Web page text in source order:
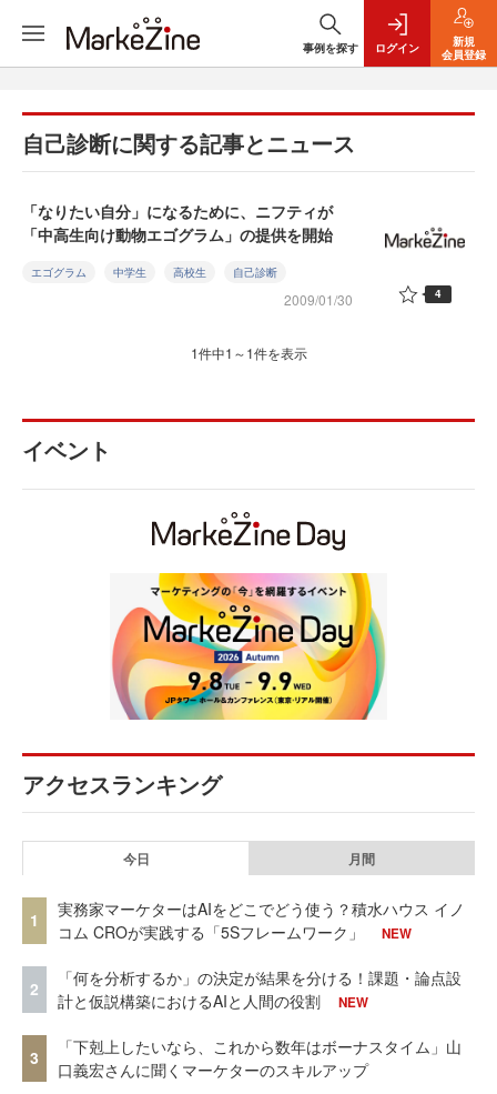
事例を探す ログイン
新規
会員登録
自己診断に関する記事とニュース
「なりたい自分」になるために、ニフティが
「中高生向け動物エゴグラム」の提供を開始
エゴグラム 中学生 高校生 自己診断
2009/01/30 4
1件中1～1件を表示
イベント
アクセスランキング
今日 月間
1
実務家マーケターはAIをどこでどう使う？積水ハウス イノ
コム CROが実践する「5Sフレームワーク」
NEW
2
「何を分析するか」の決定が結果を分ける！課題・論点設
計と仮説構築におけるAIと人間の役割
NEW
3
「下剋上したいなら、これから数年はボーナスタイム」山
口義宏さんに聞くマーケターのスキルアップ